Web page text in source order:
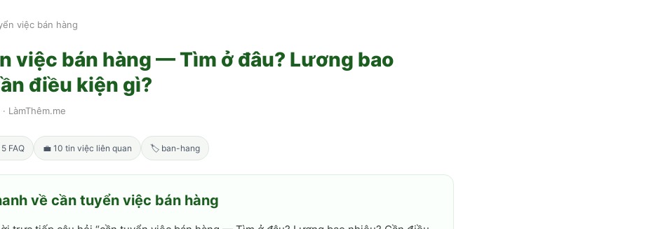
việc bán hàng
việc bán hàng — Tìm ở đâu? Lương bao
điều kiện gì?
· LàmThêm.me
5 FAQ 💼 10 tin việc liên quan 🏷 ban-hang
về cần tuyển việc bán hàng